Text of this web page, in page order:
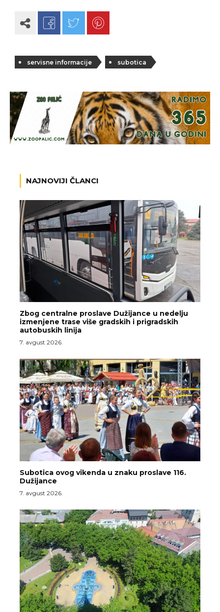
servisne informacije subotica
NAJNOVIJI ČLANCI
Zbog centralne proslave Dužijance u nedelju
izmenjene trase više gradskih i prigradskih
autobuskih linija
7. avgust 2026.
Subotica ovog vikenda u znaku proslave 116.
Dužijance
7. avgust 2026.